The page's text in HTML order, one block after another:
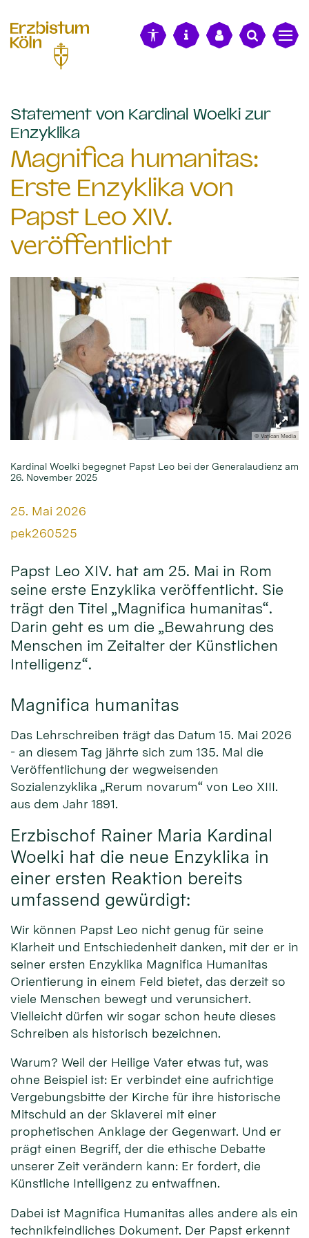
Statement von Kardinal Woelki zur
Enzyklika
Magnifica humanitas:
Erste Enzyklika von
Papst Leo XIV.
veröffentlicht
© Vatican Media
Kardinal Woelki begegnet Papst Leo bei der Generalaudienz am
26. November 2025
Datum:
25. Mai 2026
Von:
pek260525
Papst Leo XIV. hat am 25. Mai in Rom
seine erste Enzyklika veröffentlicht. Sie
trägt den Titel „Magnifica humanitas“.
Darin geht es um die „Bewahrung des
Menschen im Zeitalter der Künstlichen
Intelligenz“.
Magnifica humanitas
Das Lehrschreiben trägt das Datum 15. Mai 2026
- an diesem Tag jährte sich zum 135. Mal die
Veröffentlichung der wegweisenden
Sozialenzyklika „Rerum novarum“ von Leo XIII.
aus dem Jahr 1891.
Erzbischof Rainer Maria Kardinal
Woelki hat die neue Enzyklika in
einer ersten Reaktion bereits
umfassend gewürdigt:
Wir können Papst Leo nicht genug für seine
Klarheit und Entschiedenheit danken, mit der er in
seiner ersten Enzyklika Magnifica Humanitas
Orientierung in einem Feld bietet, das derzeit so
viele Menschen bewegt und verunsichert.
Vielleicht dürfen wir sogar schon heute dieses
Schreiben als historisch bezeichnen.
Warum? Weil der Heilige Vater etwas tut, was
ohne Beispiel ist: Er verbindet eine aufrichtige
Vergebungsbitte der Kirche für ihre historische
Mitschuld an der Sklaverei mit einer
prophetischen Anklage der Gegenwart. Und er
prägt einen Begriff, der die ethische Debatte
unserer Zeit verändern kann: Er fordert, die
Künstliche Intelligenz zu entwaffnen.
Dabei ist Magnifica Humanitas alles andere als ein
technikfeindliches Dokument. Der Papst erkennt